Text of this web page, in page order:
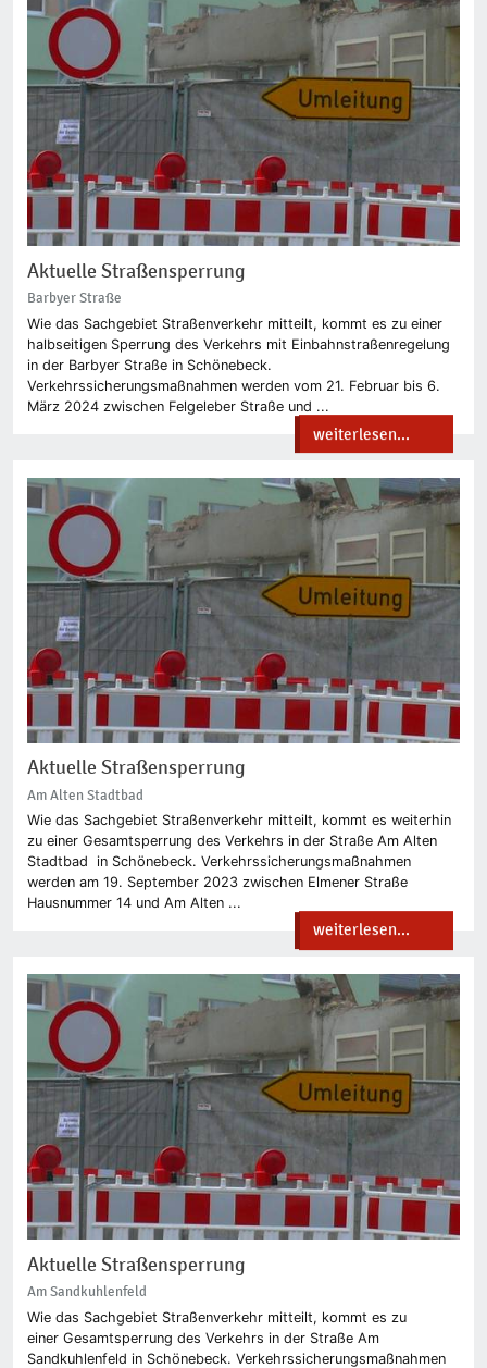
Aktuelle Straßensperrung
Barbyer Straße
Wie das Sachgebiet Straßenverkehr mitteilt, kommt es zu einer
halbseitigen Sperrung des Verkehrs mit Einbahnstraßenregelung
in der Barbyer Straße in Schönebeck.
Verkehrssicherungsmaßnahmen werden vom 21. Februar bis 6.
März 2024 zwischen Felgeleber Straße und ...
weiterlesen...
Aktuelle Straßensperrung
Am Alten Stadtbad
Wie das Sachgebiet Straßenverkehr mitteilt, kommt es weiterhin
zu einer Gesamtsperrung des Verkehrs in der Straße Am Alten
Stadtbad in Schönebeck. Verkehrssicherungsmaßnahmen
werden am 19. September 2023 zwischen Elmener Straße
Hausnummer 14 und Am Alten ...
weiterlesen...
Aktuelle Straßensperrung
Am Sandkuhlenfeld
Wie das Sachgebiet Straßenverkehr mitteilt, kommt es zu
einer Gesamtsperrung des Verkehrs in der Straße Am
Sandkuhlenfeld in Schönebeck. Verkehrssicherungsmaßnahmen